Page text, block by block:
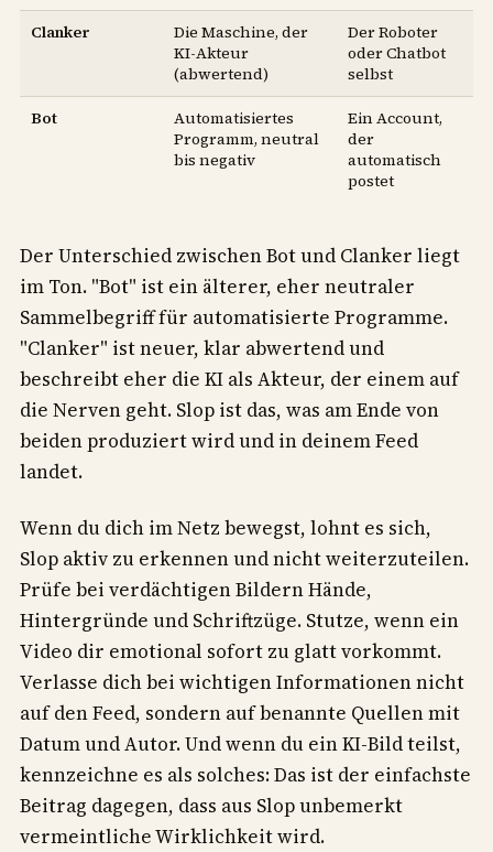
Clanker
Die Maschine, der
KI-Akteur
(abwertend)
Der Roboter
oder Chatbot
selbst
Bot
Automatisiertes
Programm, neutral
bis negativ
Ein Account,
der
automatisch
postet
Der Unterschied zwischen Bot und Clanker liegt
im Ton. "Bot" ist ein älterer, eher neutraler
Sammelbegriff für automatisierte Programme.
"Clanker" ist neuer, klar abwertend und
beschreibt eher die KI als Akteur, der einem auf
die Nerven geht. Slop ist das, was am Ende von
beiden produziert wird und in deinem Feed
landet.
Wenn du dich im Netz bewegst, lohnt es sich,
Slop aktiv zu erkennen und nicht weiterzuteilen.
Prüfe bei verdächtigen Bildern Hände,
Hintergründe und Schriftzüge. Stutze, wenn ein
Video dir emotional sofort zu glatt vorkommt.
Verlasse dich bei wichtigen Informationen nicht
auf den Feed, sondern auf benannte Quellen mit
Datum und Autor. Und wenn du ein KI-Bild teilst,
kennzeichne es als solches: Das ist der einfachste
Beitrag dagegen, dass aus Slop unbemerkt
vermeintliche Wirklichkeit wird.